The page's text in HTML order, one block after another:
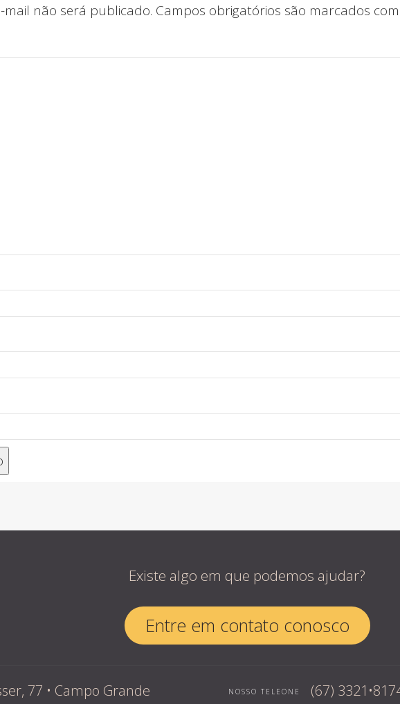
mail não será publicado. Campos obrigatórios são marcados
Existe algo em que podemos ajudar?
Entre em contato conosco
77 • Campo Grande NOSSO TELEONE (67)